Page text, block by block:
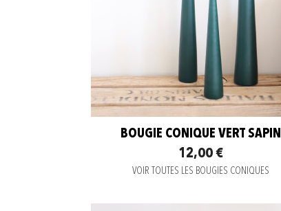
BOUGIE CONIQUE VERT SAPIN
12,00 €
VOIR TOUTES LES BOUGIES CONIQUES